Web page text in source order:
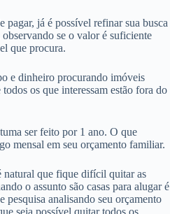
pagar, já é possível refinar sua busca
se o valor é suficiente
que procura.
e dinheiro procurando imóveis
os que interessam estão fora do
ser feito por 1 ano. O que
mensal em seu orçamento familiar.
que fique difícil quitar as
o assunto são casas para alugar é
pesquisa analisando seu orçamento
seja possível quitar todos os